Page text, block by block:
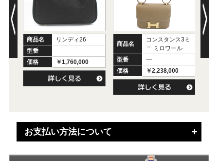
商品名
リンディ26
型番
―
価格
￥1,760,000
商品名
コンスタンス3ミ
ニ ミロワール
型番
―
価格
￥2,238,000
お支払い方法について